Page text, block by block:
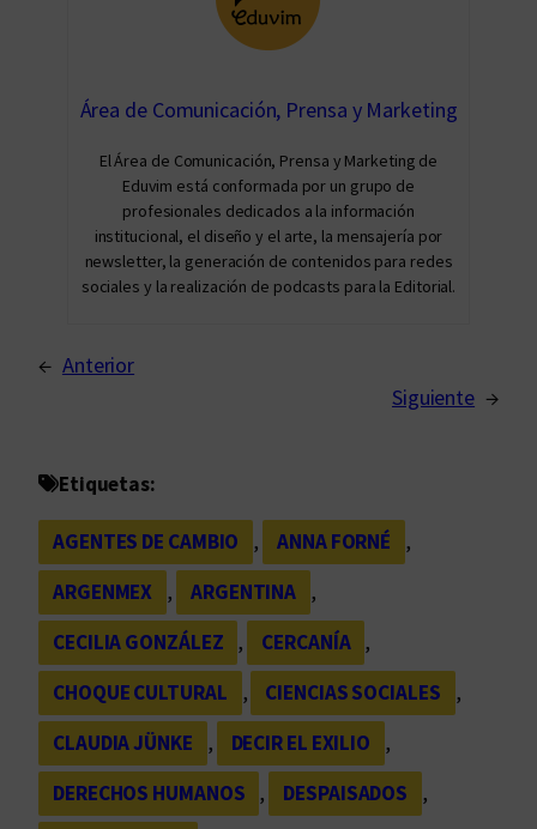
Área de Comunicación, Prensa y Marketing
El Área de Comunicación, Prensa y Marketing de
Eduvim está conformada por un grupo de
profesionales dedicados a la información
institucional, el diseño y el arte, la mensajería por
newsletter, la generación de contenidos para redes
sociales y la realización de podcasts para la Editorial.
← Anterior
Siguiente →
Etiquetas:
AGENTES DE CAMBIO , ANNA FORNÉ
,
ARGENMEX
, ARGENTINA
,
CECILIA GONZÁLEZ
, CERCANÍA
,
CHOQUE CULTURAL
, CIENCIAS SOCIALES
,
CLAUDIA JÜNKE
, DECIR EL EXILIO
,
DERECHOS HUMANOS
, DESPAISADOS
,